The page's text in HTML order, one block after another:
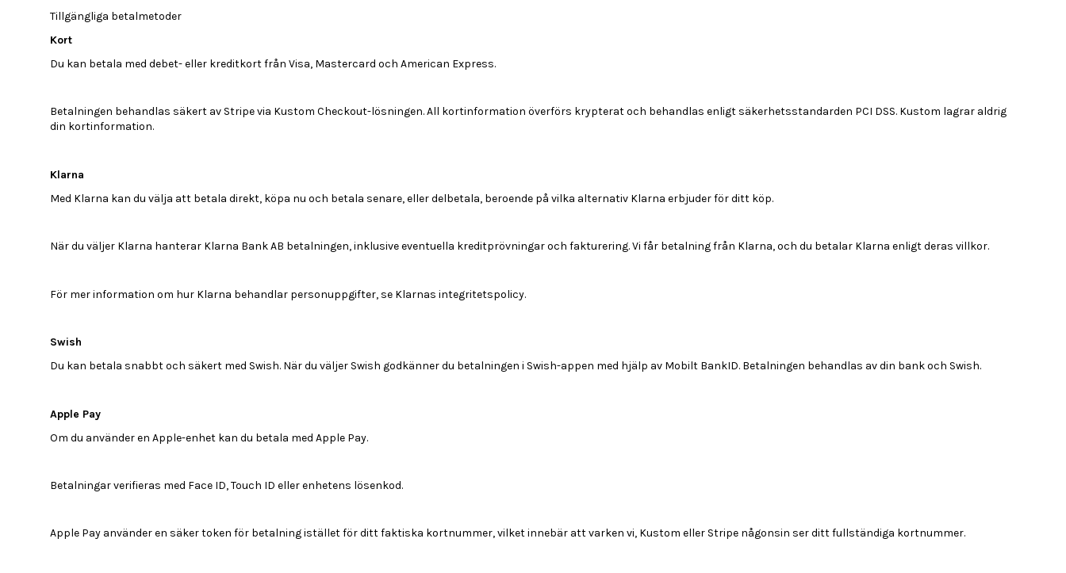
Tillgängliga betalmetoder
Kort
Du kan betala med debet- eller kreditkort från Visa, Mastercard och American Express.
Betalningen behandlas säkert av Stripe via Kustom Checkout-lösningen. All kortinformation överförs krypterat och behandlas enligt säkerhetsstandarden PCI DSS. Kustom lagrar aldrig
din kortinformation.
Klarna
Med Klarna kan du välja att betala direkt, köpa nu och betala senare, eller delbetala, beroende på vilka alternativ Klarna erbjuder för ditt köp.
När du väljer Klarna hanterar Klarna Bank AB betalningen, inklusive eventuella kreditprövningar och fakturering. Vi får betalning från Klarna, och du betalar Klarna enligt deras villkor.
För mer information om hur Klarna behandlar personuppgifter, se Klarnas integritetspolicy.
Swish
Du kan betala snabbt och säkert med Swish. När du väljer Swish godkänner du betalningen i Swish-appen med hjälp av Mobilt BankID. Betalningen behandlas av din bank och Swish.
Apple Pay
Om du använder en Apple-enhet kan du betala med Apple Pay.
Betalningar verifieras med Face ID, Touch ID eller enhetens lösenkod.
Apple Pay använder en säker token för betalning istället för ditt faktiska kortnummer, vilket innebär att varken vi, Kustom eller Stripe någonsin ser ditt fullständiga kortnummer.